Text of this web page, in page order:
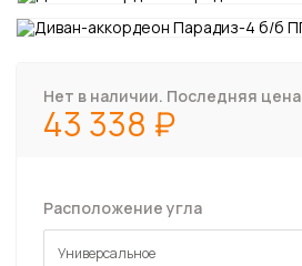
Нет в наличии. Последняя цена
43 338
Расположение угла
Универсальное